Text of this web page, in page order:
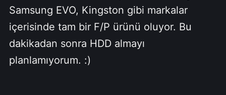
Samsung EVO, Kingston gibi markalar
içerisinde tam bir F/P ürünü oluyor. Bu
dakikadan sonra HDD almayı
planlamıyorum. :)